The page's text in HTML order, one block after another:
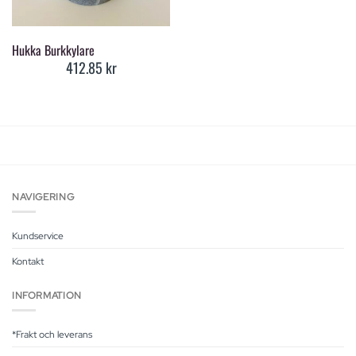
Hukka Burkkylare
412.85 kr
NAVIGERING
Kundservice
Kontakt
INFORMATION
*Frakt och leverans